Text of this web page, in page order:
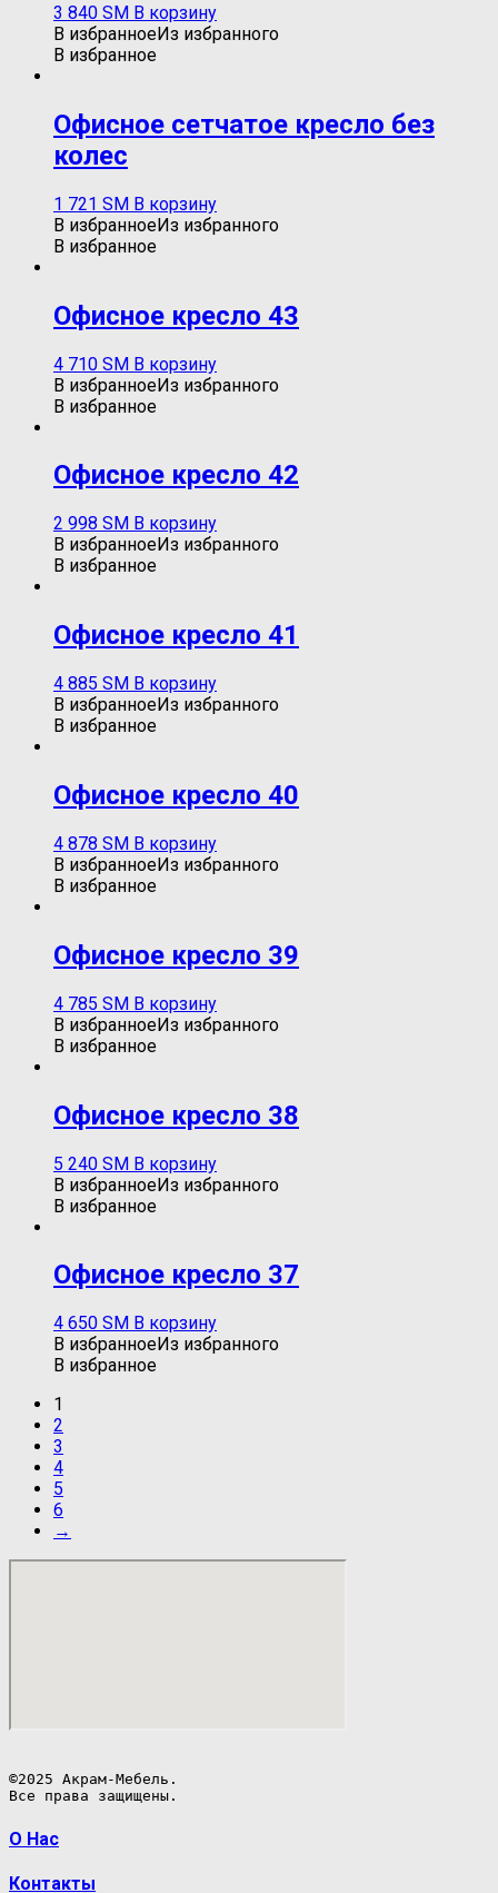
3 840 ЅМ В корзину
В избранноеИз избранного
В избранное
Офисное сетчатое кресло без
колес
1 721 ЅМ В корзину
В избранноеИз избранного
В избранное
Oфисное кресло 43
4 710 ЅМ В корзину
В избранноеИз избранного
В избранное
Oфисное кресло 42
2 998 ЅМ В корзину
В избранноеИз избранного
В избранное
Oфисное кресло 41
4 885 ЅМ В корзину
В избранноеИз избранного
В избранное
Офисное кресло 40
4 878 ЅМ В корзину
В избранноеИз избранного
В избранное
Офисное кресло 39
4 785 ЅМ В корзину
В избранноеИз избранного
В избранное
Офисное кресло 38
5 240 ЅМ В корзину
В избранноеИз избранного
В избранное
Офисное кресло 37
4 650 ЅМ В корзину
В избранноеИз избранного
В избранное
1
2
3
4
5
6
→
©2025 Акрам-Мебель.
Все права защищены.
О Нас
Контакты